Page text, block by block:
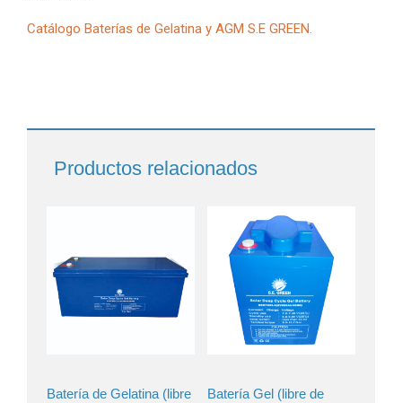
Catálogo Baterías de Gelatina y AGM S.E GREEN.
Productos relacionados
Batería de Gelatina (libre
Batería Gel (libre de